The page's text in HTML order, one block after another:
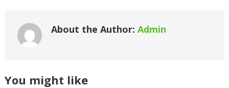
About the Author: Admin
You might like